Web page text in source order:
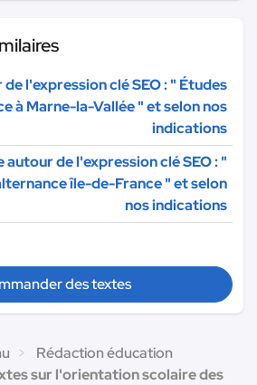
l'expression clé SEO : " Études
à Marne-la-Vallée " et selon nos
indications
autour de l'expression clé SEO : "
île-de-France " et selon
nos indications
des textes
Rédaction éducation
sur l'orientation scolaire des